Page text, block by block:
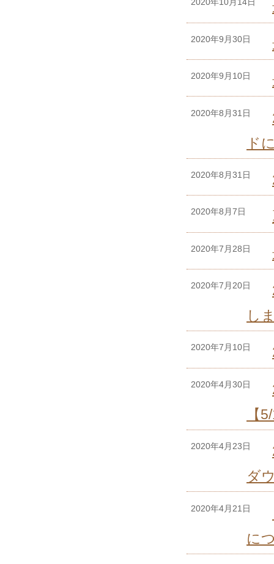
2020年10月14日
2020年9月30日
2020年9月10日
2020年8月31日
ド
2020年8月31日
2020年8月7日
2020年7月28日
2020年7月20日
し
2020年7月10日
2020年4月30日
【
2020年4月23日
ダ
2020年4月21日
に